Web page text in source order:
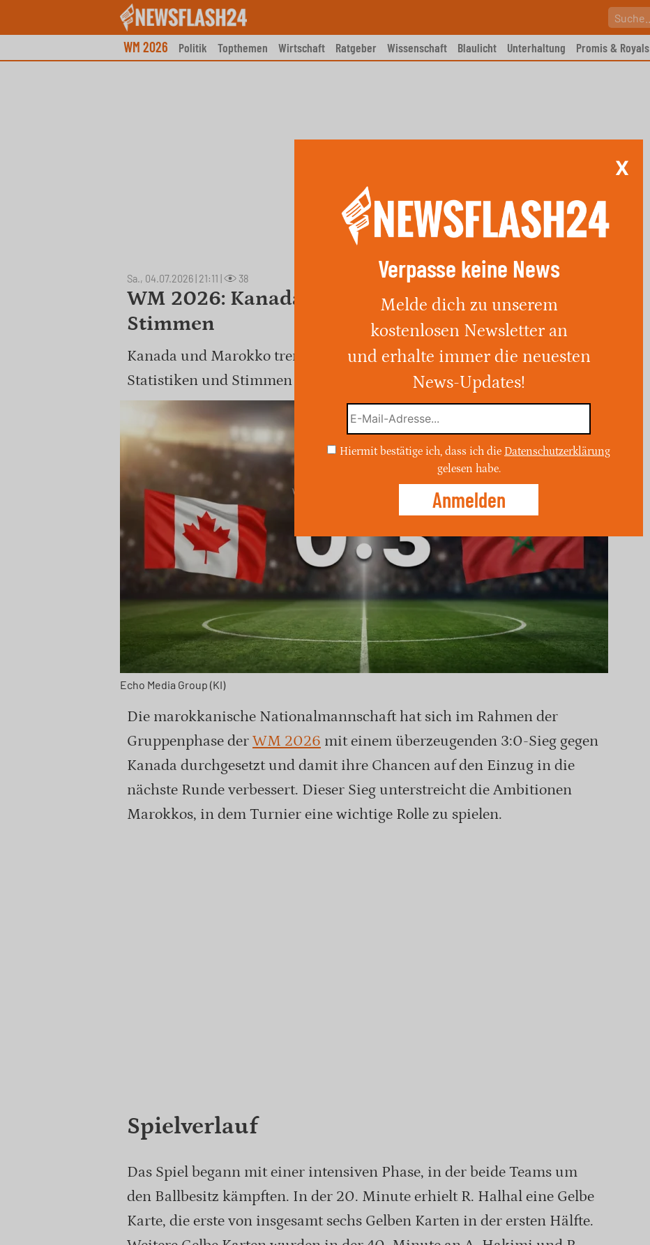
WM 2026 Politik Topthemen Wirtschaft Ratgeber Wissenschaft Blaulicht Unterhaltung Promis & Royals
Sa., 04.07.2026 | 21:11 38
WM 2026: Kanada 0:3 Marokko – Spielbericht &
Stimmen
Kanada und Marokko trennen sich bei der WM 2026 0:3. Alle Tore,
Statistiken und Stimmen zum Gruppenphase (Gruppe ?)-Spiel.
Echo Media Group (KI)
Die marokkanische Nationalmannschaft hat sich im Rahmen der
Gruppenphase der WM 2026 mit einem überzeugenden 3:0-Sieg gegen
Kanada durchgesetzt und damit ihre Chancen auf den Einzug in die
nächste Runde verbessert. Dieser Sieg unterstreicht die Ambitionen
Marokkos, in dem Turnier eine wichtige Rolle zu spielen.
Spielverlauf
Das Spiel begann mit einer intensiven Phase, in der beide Teams um
den Ballbesitz kämpften. In der 20. Minute erhielt R. Halhal eine Gelbe
Karte, die erste von insgesamt sechs Gelben Karten in der ersten Hälfte.
X
Verpasse keine News
Melde dich zu unserem
kostenlosen Newsletter an
und erhalte immer die neuesten
News-Updates!
Hiermit bestätige ich, dass ich die Datenschutzerklärung
gelesen habe.